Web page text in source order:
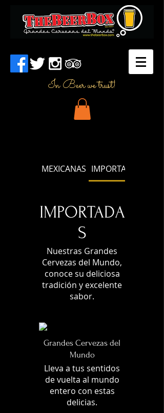
In Beer we trust!
MEXICANAS IMPORTADAS
IMPORTADA
S
Nuestras Grandes
Cervezas del Mundo,
conoce su deliciosa
tradición y excelente
sabor.
Grandes Cervezas del
Mundo
Lleva a tus sentidos
de vuelta al mundo
entero con estas
delicias.